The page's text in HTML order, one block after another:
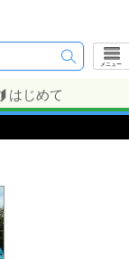
メニュー
はじめて